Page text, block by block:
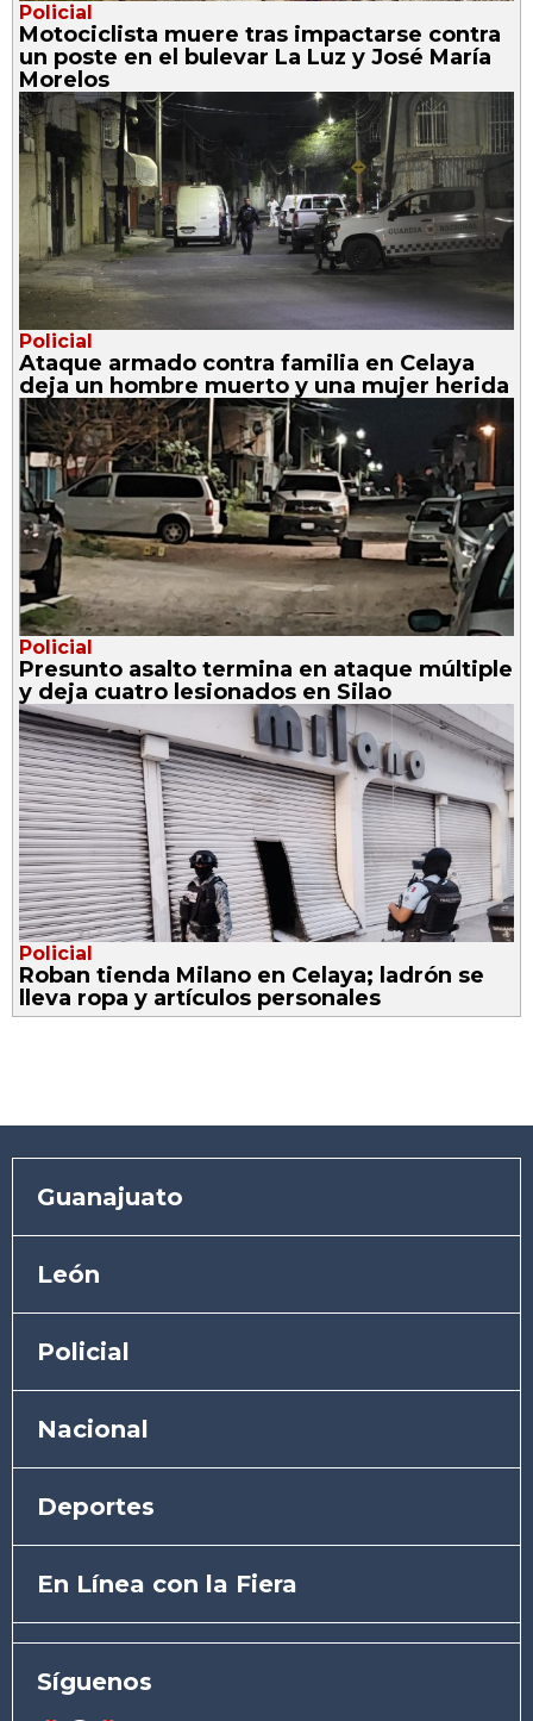
Policial
Motociclista muere tras impactarse contra
un poste en el bulevar La Luz y José María
Morelos
Policial
Ataque armado contra familia en Celaya
deja un hombre muerto y una mujer herida
Policial
Presunto asalto termina en ataque múltiple
y deja cuatro lesionados en Silao
Policial
Roban tienda Milano en Celaya; ladrón se
lleva ropa y artículos personales
Guanajuato
León
Policial
Nacional
Deportes
En Línea con la Fiera
Síguenos